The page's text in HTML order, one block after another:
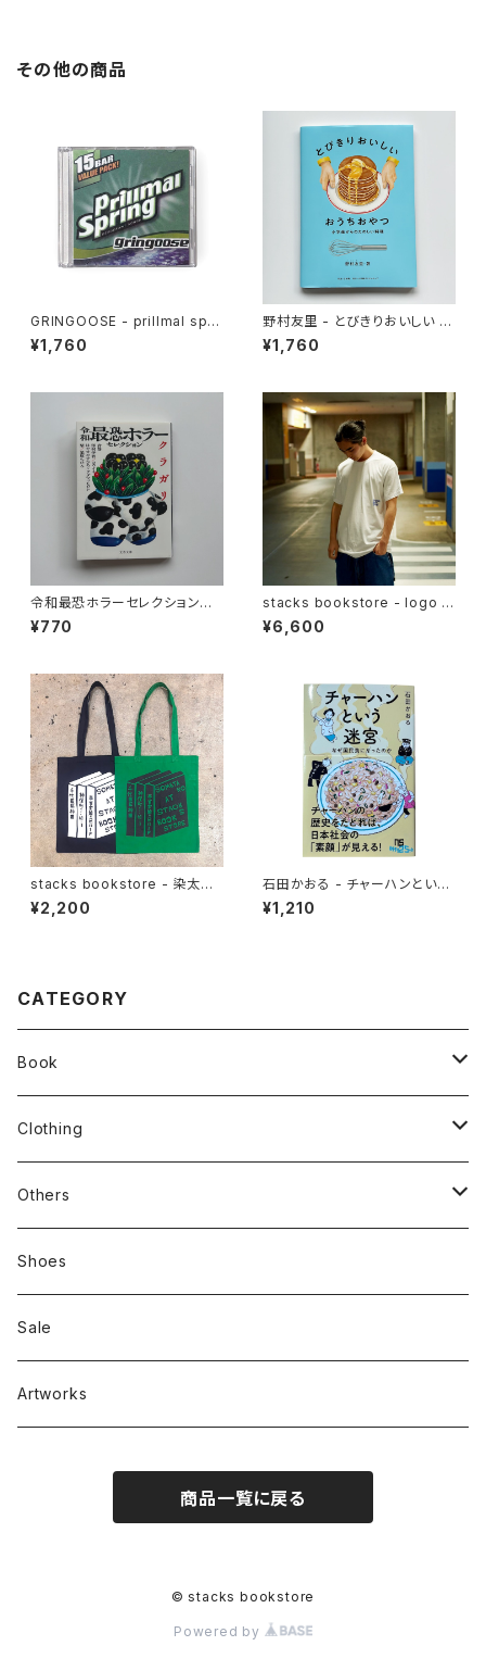
その他の商品
GRINGOOSE - prillmal spri
ng 2 (MIX CD)
¥1,760
野村友里 - とびきりおいしい お
うちおやつ
¥1,760
令和最恐ホラーセレクション
クラガリ
¥770
stacks bookstore - logo t
¥6,600
stacks bookstore - 染太郎
Tote
¥2,200
石田かおる - チャーハンという
迷宮 なぜ国民食になったのか
¥1,210
CATEGORY
Book
stacks
新刊本
Zine、Other
Clothing
Tees
Sweatshirts
Bag & Accessories
Others
Mixcd
RC SLUM / ROYALTY CLUB
雑貨
Shoes
Sale
Artworks
商品一覧に戻る
© stacks bookstore
Powered by